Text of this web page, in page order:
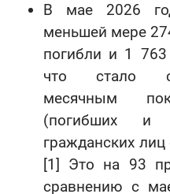
В мае 2026
меньшей мере
погибли и 1 763
что стало
месячным
(погибших и
гражданских лиц
[1] Это на 93
сравнению с